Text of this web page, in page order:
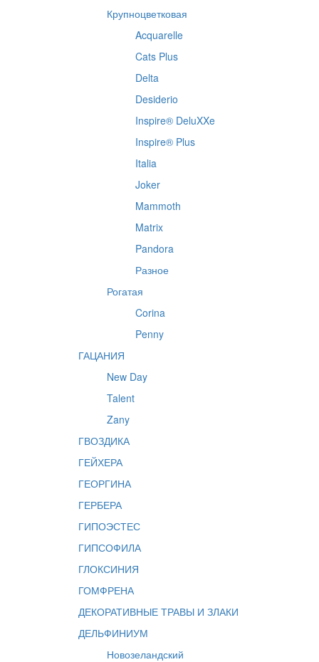
Крупноцветковая
Acquarelle
Cats Plus
Delta
Desiderio
Inspire® DeluXXe
Inspire® Plus
Italia
Joker
Mammoth
Matrix
Pandora
Разное
Рогатая
Corina
Penny
ГАЦАНИЯ
New Day
Talent
Zany
ГВОЗДИКА
ГЕЙХЕРА
ГЕОРГИНА
ГЕРБЕРА
ГИПОЭСТЕС
ГИПСОФИЛА
ГЛОКСИНИЯ
ГОМФРЕНА
ДЕКОРАТИВНЫЕ ТРАВЫ И ЗЛАКИ
ДЕЛЬФИНИУМ
Новозеландский